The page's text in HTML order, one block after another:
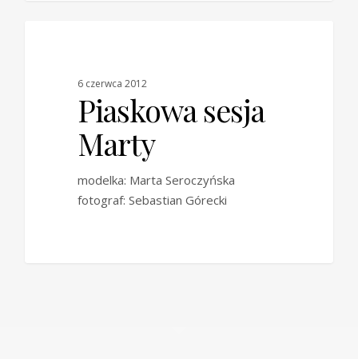
6 czerwca 2012
Piaskowa sesja
Marty
modelka: Marta Seroczyńska
fotograf: Sebastian Górecki